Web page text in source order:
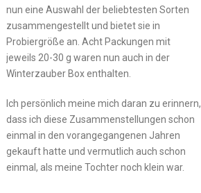
nun eine Auswahl der beliebtesten Sorten
zusammengestellt und bietet sie in
Probiergröße an. Acht Packungen mit
jeweils 20-30 g waren nun auch in der
Winterzauber Box enthalten.
Ich persönlich meine mich daran zu erinnern,
dass ich diese Zusammenstellungen schon
einmal in den vorangegangenen Jahren
gekauft hatte und vermutlich auch schon
einmal, als meine Tochter noch klein war.